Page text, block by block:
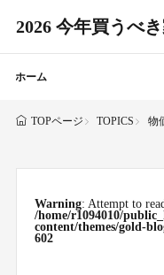
2026 今年買うべ
ホーム
TOPページ TOPICS 物
Warning: Attempt to
/home/r1094010/
content/themes/gold-
602